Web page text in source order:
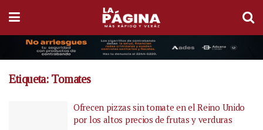
Etiqueta: Tomates
Ofrecen pizzas sin tomate en el Reino Unido
por los altos precios de frutas y verduras